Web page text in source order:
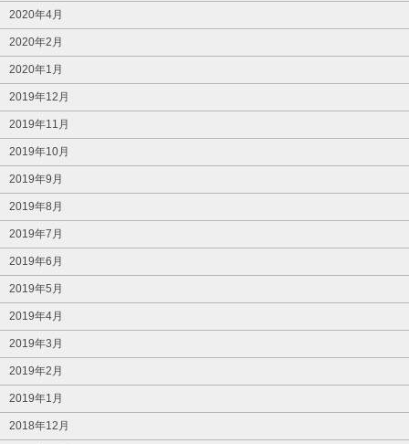
2020年4月
2020年2月
2020年1月
2019年12月
2019年11月
2019年10月
2019年9月
2019年8月
2019年7月
2019年6月
2019年5月
2019年4月
2019年3月
2019年2月
2019年1月
2018年12月